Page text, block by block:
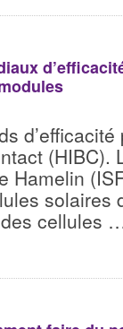
(HIBC).
Hamelin
solaires
des cellules